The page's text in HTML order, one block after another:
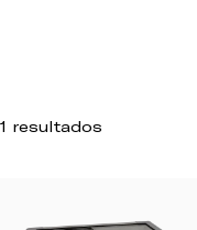
1 resultados